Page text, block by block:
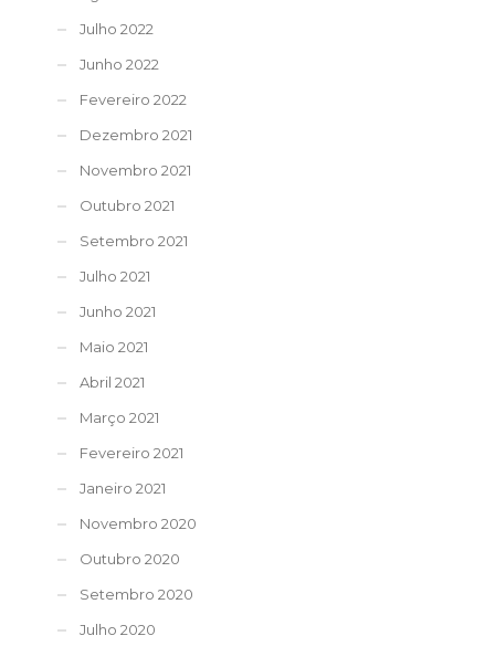
Julho 2022
Junho 2022
Fevereiro 2022
Dezembro 2021
Novembro 2021
Outubro 2021
Setembro 2021
Julho 2021
Junho 2021
Maio 2021
Abril 2021
Março 2021
Fevereiro 2021
Janeiro 2021
Novembro 2020
Outubro 2020
Setembro 2020
Julho 2020